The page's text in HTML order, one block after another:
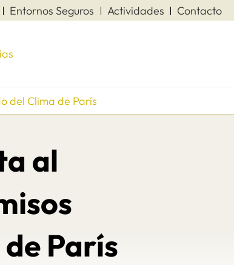
Entornos Seguros Actividades Contacto
del Clima de París
al
París